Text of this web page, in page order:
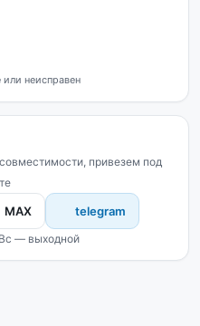
неисправен
привезем под
MAX telegram
— выходной